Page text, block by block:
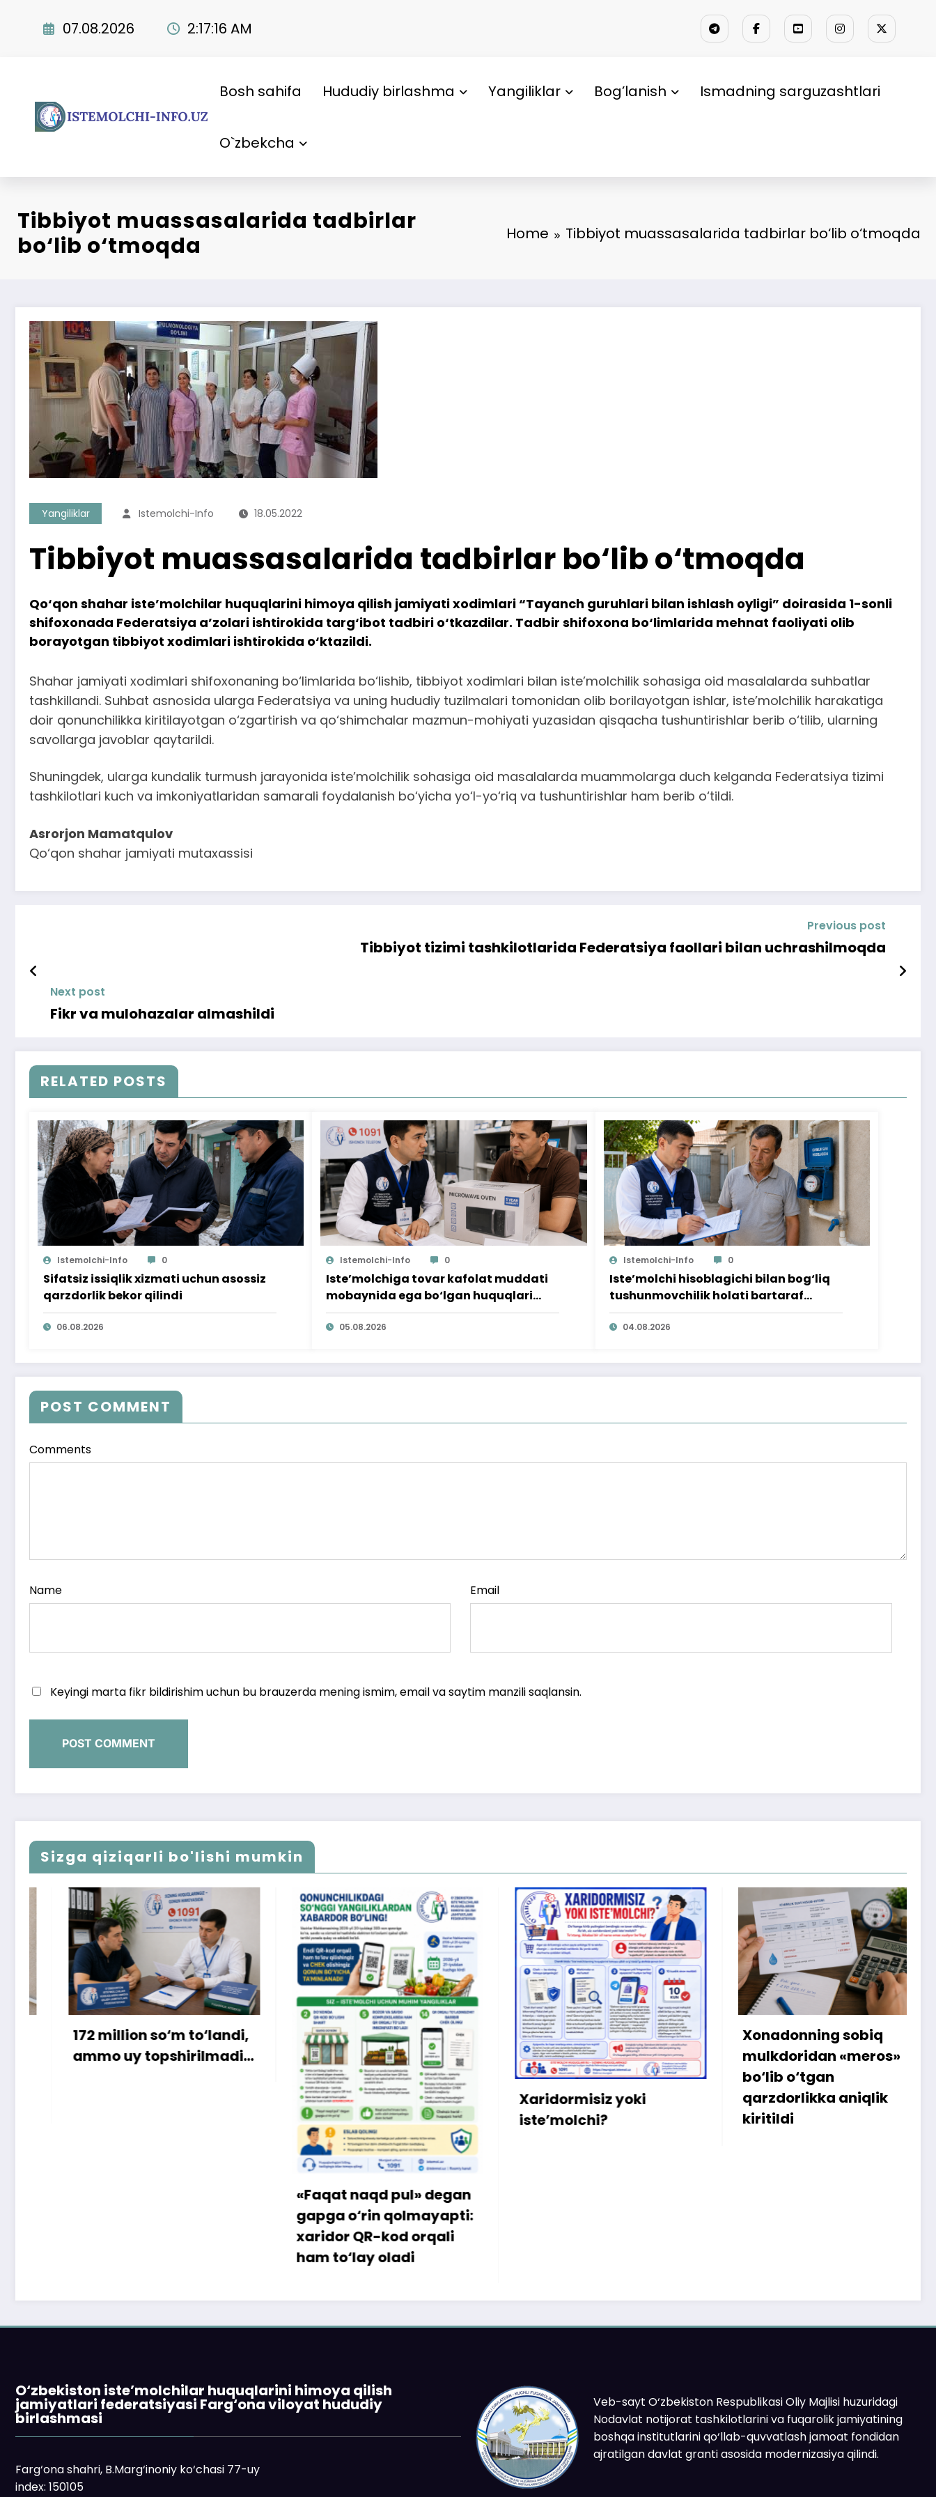
07.08.2026 2:17:17 AM
Bosh sahifa Hududiy birlashma Yangiliklar Bog’lanish Ismadning sarguzashtlari
O`zbekcha
Tibbiyot muassasalarida tadbirlar
bo‘lib o‘tmoqda
Home Tibbiyot muassasalarida tadbirlar bo‘lib o‘tmoqda
Yangiliklar Istemolchi-Info 18.05.2022
Tibbiyot muassasalarida tadbirlar bo‘lib o‘tmoqda
Qo‘qon shahar iste’molchilar huquqlarini himoya qilish jamiyati xodimlari “Tayanch guruhlari bilan ishlash oyligi” doirasida 1-sonli
shifoxonada Federatsiya a’zolari ishtirokida targ‘ibot tadbiri o‘tkazdilar. Tadbir shifoxona bo‘limlarida mehnat faoliyati olib
borayotgan tibbiyot xodimlari ishtirokida o‘ktazildi.
Shahar jamiyati xodimlari shifoxonaning bo‘limlarida bo‘lishib, tibbiyot xodimlari bilan iste’molchilik sohasiga oid masalalarda suhbatlar
tashkillandi. Suhbat asnosida ularga Federatsiya va uning hududiy tuzilmalari tomonidan olib borilayotgan ishlar, iste’molchilik harakatiga
doir qonunchilikka kiritilayotgan o‘zgartirish va qo‘shimchalar mazmun-mohiyati yuzasidan qisqacha tushuntirishlar berib o‘tilib, ularning
savollarga javoblar qaytarildi.
Shuningdek, ularga kundalik turmush jarayonida iste’molchilik sohasiga oid masalalarda muammolarga duch kelganda Federatsiya tizimi
tashkilotlari kuch va imkoniyatlaridan samarali foydalanish bo‘yicha yo‘l-yo‘riq va tushuntirishlar ham berib o‘tildi.
Asrorjon Mamatqulov
Qo‘qon shahar jamiyati mutaxassisi
Previous post
Tibbiyot tizimi tashkilotlarida Federatsiya faollari bilan uchrashilmoqda
Next post
Fikr va mulohazalar almashildi
RELATED POSTS
Istemolchi-Info 0
Sifatsiz issiqlik xizmati uchun asossiz
qarzdorlik bekor qilindi
06.08.2026
Istemolchi-Info 0
Iste’molchiga tovar kafolat muddati
mobaynida ega bo‘lgan huquqlari
ta’minlab berildi
05.08.2026
Istemolchi-Info 0
Iste’molchi hisoblagichi bilan bog‘liq
tushunmovchilik holati bartaraf
qilindi
04.08.2026
POST COMMENT
Comments
Name Email
Keyingi marta fikr bildirishim uchun bu brauzerda mening ismim, email va saytim manzili saqlansin.
Sizga qiziqarli bo'lishi mumkin
million so‘m to‘landi,
uy topshirilmadi…
«Faqat naqd pul» degan
gapga o‘rin qolmayapti:
xaridor QR-kod orqali
ham to‘lay oladi
Xaridormisiz yoki
iste’molchi?
Xonadonning sobiq
mulkdoridan «meros»
bo‘lib o‘tgan
qarzdorlikka aniqlik
O‘zbekiston iste’molchilar huquqlarini himoya qilish
jamiyatlari federatsiyasi Farg‘ona viloyat hududiy
birlashmasi
Farg‘ona shahri, B.Marg‘inoniy ko‘chasi 77-uy
index: 150105
Veb-sayt O‘zbekiston Respublikasi Oliy Majlisi huzuridagi
Nodavlat notijorat tashkilotlarini va fuqarolik jamiyatining
boshqa institutlarini qo‘llab-quvvatlash jamoat fondidan
ajratilgan davlat granti asosida modernizasiya qilindi.